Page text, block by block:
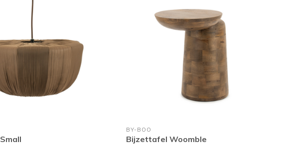
BY-BOO
Bijzettafel Woomble